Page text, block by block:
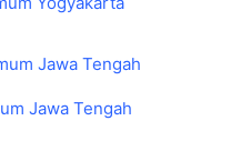
Jawa Tengah